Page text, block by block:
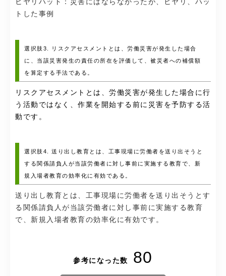
ヒヤリハット：災害にはならなかったが、ヒヤリ、ハッ
トした事例
選択肢3. リスクアセスメントとは、労働災害が発生した場合
に、当該災害発生の責任の所在を評価して、被災者への補償額
を算定する手法である。
リスクアセスメントとは、労働災害が発生した場合に行
う活動ではなく、作業を開始する前に災害を予防する活
動です。
選択肢4. 送り出し教育とは、工事現場に労働者を送り出そうと
する関係請負人が当該労働者に対し事前に実施する教育で、新
規入場者教育の効率化に有効である。
送り出し教育とは、工事現場に労働者を送り出そうとす
る関係請負人が当該労働者に対し事前に実施する教育
で、新規入場者教育の効率化に有効です。
参考になった数 80